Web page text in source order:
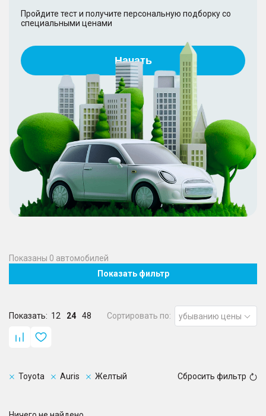
Пройдите тест и получите персональную подборку со
специальными ценами
Начать
Показаны 0 автомобилей
Показать фильтр
Показать: 12 24 48 Сортировать по: убыванию цены
Toyota Auris Желтый Сбросить фильтр